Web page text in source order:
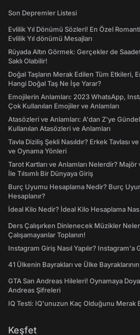
Son Depremler Listesi
Evlilik Yıl Dönümü Sözleri! En Özel
Evlilik Yıl dönümü Mesajları
Rüyada Altın Görmek: Gerçekler de
Saklı Olabilir!
Doğal Taşların Merak Edilen Tüm Etkileri,
Hangi Doğal Taş Ne İşe Yarar?
Emojilerin Anlamları: 2023 WhatsApp,
Çok Kullanılan Emojiler ve Anlamları
Atasözleri ve Anlamları: A'dan Z'ye
Kullanılan Atasözleri ve Anlamları
Tavla Diziliş Şekli Nasıldır? Erkek Tavlası
ve Oynama Yönleri
Tarot Kartları ve Anlamları Nelerdir?
İle Tılsımlı Bir Dünyaya Giriş
Burç Uyumu Hesaplama Nedir? Burç
Hesaplanır?
İdeal Kilo Nedir? İdeal Kilo Hesaplama Nasıl
Ders Çalışırken Dinlenecek Müzikler
Çalışamayanlar Toplanın!
Instagram Giriş Nasıl Yapılır?
41 Ülkenin Bayrakları ve Ülke
GTA San Andreas Hileleri! Oynamaya
Andreas Şifreleri
IQ Testi: IQ'unuzun Kaç Olduğunu Merak
Keşfet